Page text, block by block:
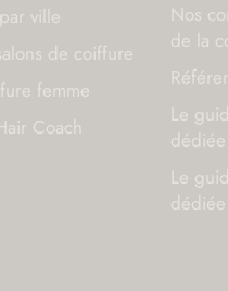
ville
de coiffure
femme
Coach
Nos
de la
Le
Le